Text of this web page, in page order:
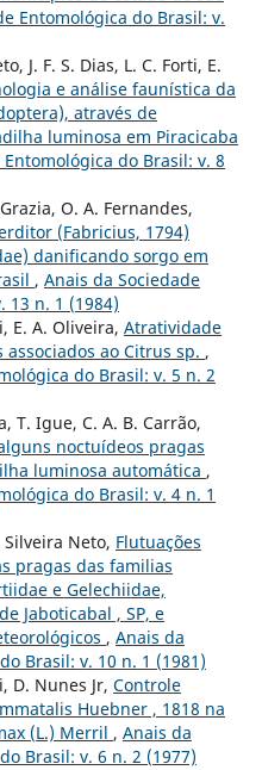
Entomológica do Brasil: v.
J. F. S. Dias, L. C. Forti, E.
e análise faunística da
através de
luminosa em Piracicaba
do Brasil: v. 8
O. A. Fernandes,
(Fabricius, 1794)
danificando sorgo em
, Anais da Sociedade
13 n. 1 (1984)
E. A. Oliveira, Atratividade
ao Citrus sp. ,
do Brasil: v. 5 n. 2
T. Igue, C. A. B. Carrão,
noctuídeos pragas
luminosa automática ,
do Brasil: v. 4 n. 1
Silveira Neto, Flutuações
pragas das familias
e Gelechiidae,
Jaboticabal , SP, e
, Anais da
Brasil: v. 10 n. 1 (1981)
D. Nunes Jr, Controle
Huebner , 1818 na
(L.) Merril , Anais da
Brasil: v. 6 n. 2 (1977)